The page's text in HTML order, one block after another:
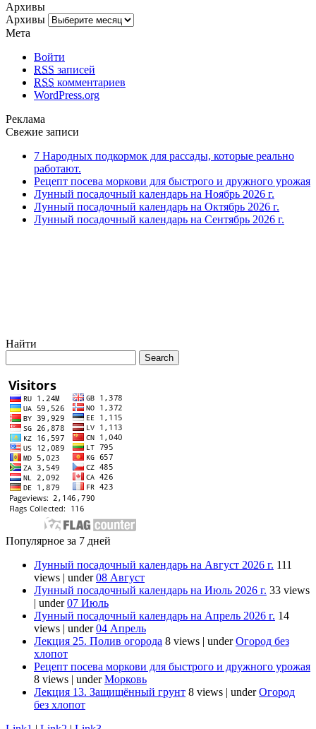
Архивы
Архивы
Мета
Войти
RSS записей
RSS комментариев
WordPress.org
Реклама
Свежие записи
7 Народных подкормок для рассады, которые реально
работают.
Рецепт посева моркови для быстрого и дружного урожая
Лунный посадочный календарь на Ноябрь 2026 г.
Лунный посадочный календарь на Октябрь 2026 г.
Лунный посадочный календарь на Сентябрь 2026 г.
Найти
Популярное за 7 дней
Лунный посадочный календарь на Август 2026 г. 111
views | under08 Август
Лунный посадочный календарь на Июль 2026 г. 33 views
| under07 Июль
Лунный посадочный календарь на Апрель 2026 г. 14
views | under04 Апрель
Лекция 25. Полив огорода 8 views | underОгород без
хлопот
Рецепт посева моркови для быстрого и дружного урожая
8 views | underМорковь
Лекция 13. Защищённый грунт 8 views | underОгород
без хлопот